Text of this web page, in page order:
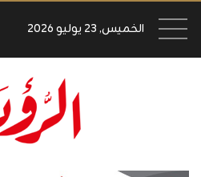
الخميس, 23 يوليو 2026